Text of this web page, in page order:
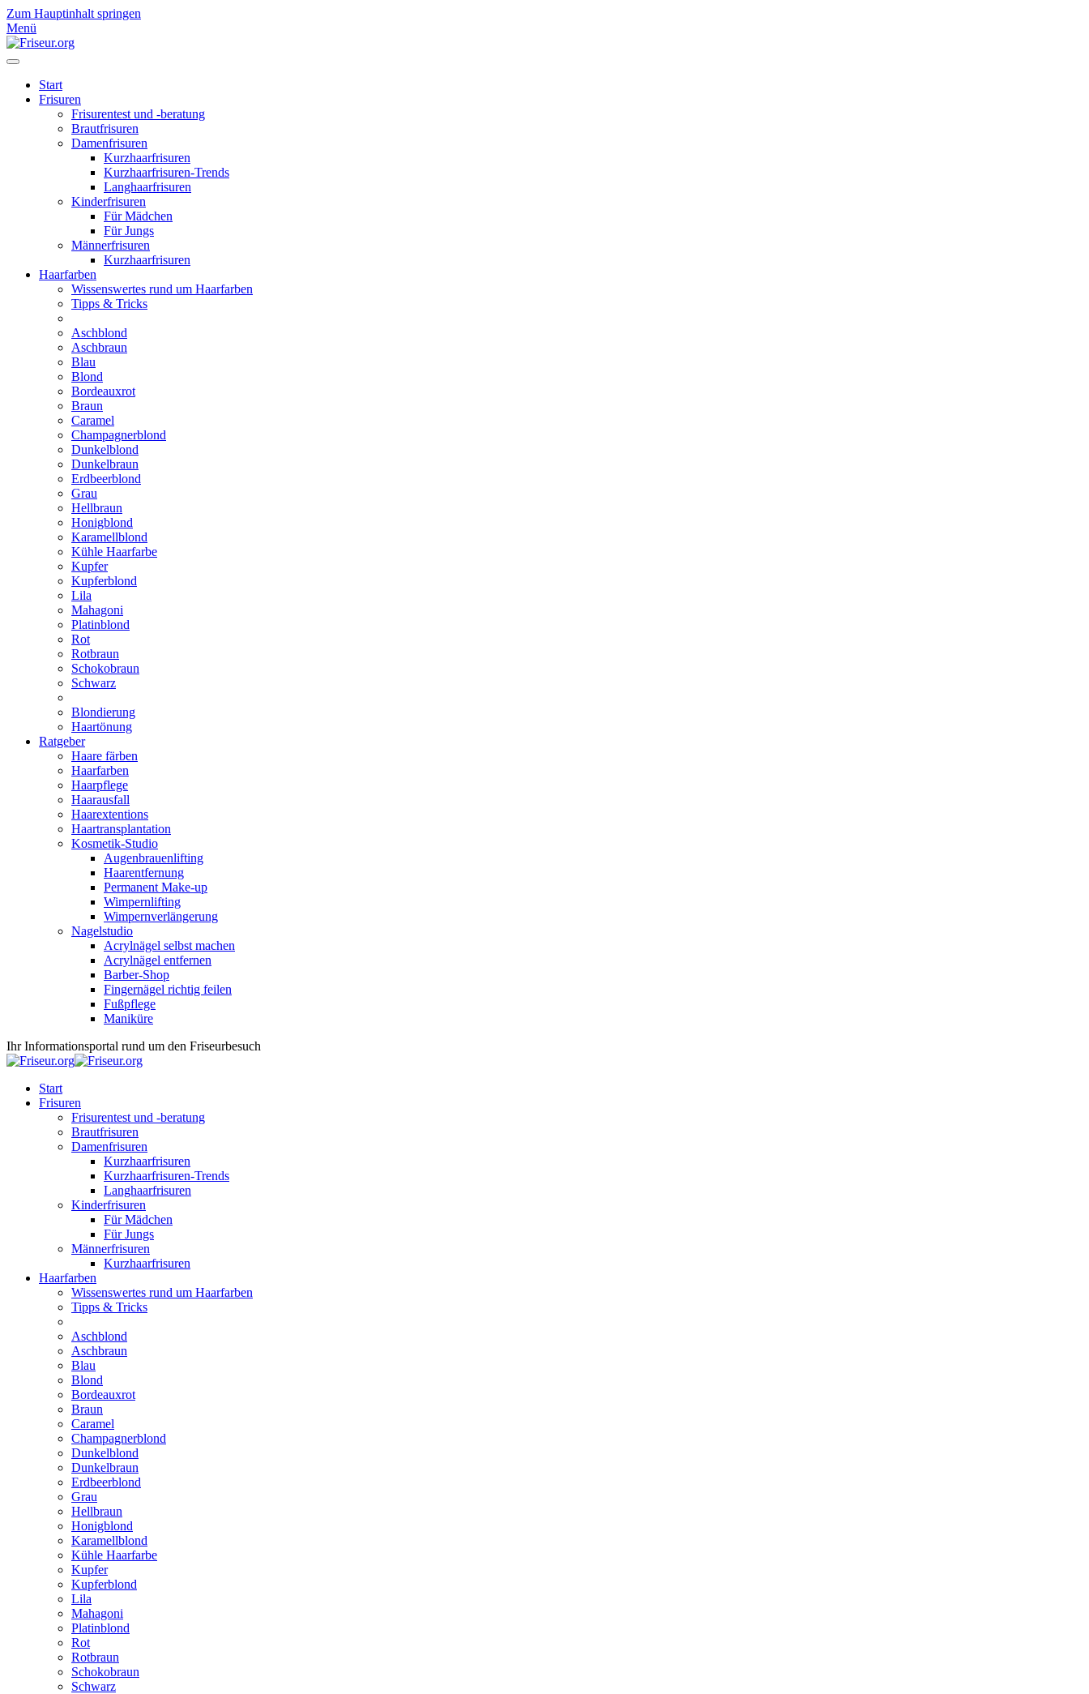
Zum Hauptinhalt springen
Menü
Start
Frisuren
Frisurentest und -beratung
Brautfrisuren
Damenfrisuren
Kurzhaarfrisuren
Kurzhaarfrisuren-Trends
Langhaarfrisuren
Kinderfrisuren
Für Mädchen
Für Jungs
Männerfrisuren
Kurzhaarfrisuren
Haarfarben
Wissenswertes rund um Haarfarben
Tipps & Tricks
Aschblond
Aschbraun
Blau
Blond
Bordeauxrot
Braun
Caramel
Champagnerblond
Dunkelblond
Dunkelbraun
Erdbeerblond
Grau
Hellbraun
Honigblond
Karamellblond
Kühle Haarfarbe
Kupfer
Kupferblond
Lila
Mahagoni
Platinblond
Rot
Rotbraun
Schokobraun
Schwarz
Blondierung
Haartönung
Ratgeber
Haare färben
Haarfarben
Haarpflege
Haarausfall
Haarextentions
Haartransplantation
Kosmetik-Studio
Augenbrauenlifting
Haarentfernung
Permanent Make-up
Wimpernlifting
Wimpernverlängerung
Nagelstudio
Acrylnägel selbst machen
Acrylnägel entfernen
Barber-Shop
Fingernägel richtig feilen
Fußpflege
Maniküre
Ihr Informationsportal rund um den Friseurbesuch
Start
Frisuren
Frisurentest und -beratung
Brautfrisuren
Damenfrisuren
Kurzhaarfrisuren
Kurzhaarfrisuren-Trends
Langhaarfrisuren
Kinderfrisuren
Für Mädchen
Für Jungs
Männerfrisuren
Kurzhaarfrisuren
Haarfarben
Wissenswertes rund um Haarfarben
Tipps & Tricks
Aschblond
Aschbraun
Blau
Blond
Bordeauxrot
Braun
Caramel
Champagnerblond
Dunkelblond
Dunkelbraun
Erdbeerblond
Grau
Hellbraun
Honigblond
Karamellblond
Kühle Haarfarbe
Kupfer
Kupferblond
Lila
Mahagoni
Platinblond
Rot
Rotbraun
Schokobraun
Schwarz